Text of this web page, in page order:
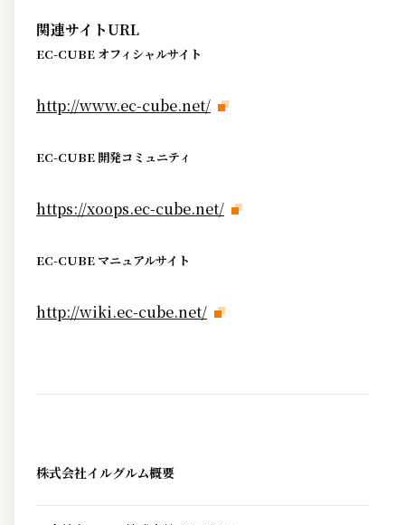
関連サイトURL
EC-CUBE オフィシャルサイト
http://www.ec-cube.net/
EC-CUBE 開発コミュニティ
https://xoops.ec-cube.net/
EC-CUBE マニュアルサイト
http://wiki.ec-cube.net/
株式会社イルグルム概要